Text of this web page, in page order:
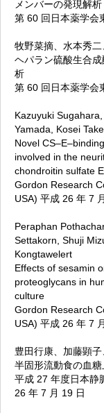
メンバーの発現解析
第 60 回日本薬学会
牧野菜摘、水本秀
ヘパラン硫酸生合
析
第 60 回日本薬学会
Kazuyuki
Yamada, Kosei
Novel
involved in the
chondroitin sulfate
Gordon Research
USA) 平成 26 年 7
Peraphan
Settakorn, Shuji
Kongtawelert
Effects of sesamin
proteoglycans in
culture
Gordon Research
USA) 平成 26 年 7
豊田行康、加藤顕
半固形流動食の血
平成 27 年度日本静
26 年 7 月 19 日